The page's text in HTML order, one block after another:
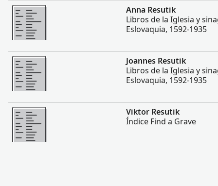
Más
Anna Resutik
Libros de la Iglesia y
Eslovaquia, 1592-1935
Más
Joannes Resutik
Libros de la Iglesia y
Eslovaquia, 1592-1935
Más
Viktor Resutik
Índice Find a Grave